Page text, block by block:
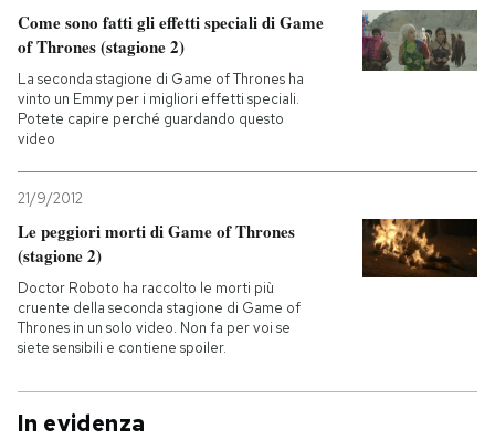
Come sono fatti gli effetti speciali di Game
of Thrones (stagione 2)
La seconda stagione di Game of Thrones ha
vinto un Emmy per i migliori effetti speciali.
Potete capire perché guardando questo
video
21/9/2012
Le peggiori morti di Game of Thrones
(stagione 2)
Doctor Roboto ha raccolto le morti più
cruente della seconda stagione di Game of
Thrones in un solo video. Non fa per voi se
siete sensibili e contiene spoiler.
In evidenza